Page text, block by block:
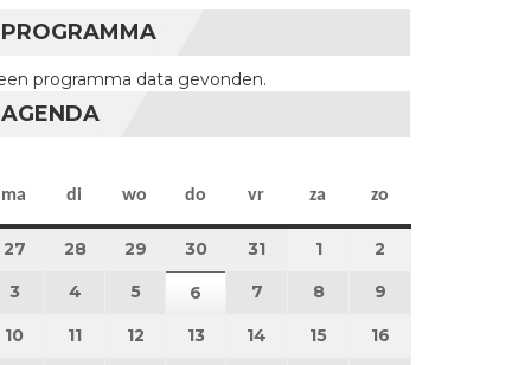
PROGRAMMA
programma data gevonden.
AGENDA
ma maandag
di dinsdag
wo woensdag
do donderdag
vr vrijdag
za zaterdag
zo
27 27 juli 2026
28 28 juli 2026
29 29 juli 2026
3030 juli 2026
31 31 juli 2026
11 augustus 2026
2
3 3 augustus 2026
4 4 augustus 2026
55 augustus 2026
6 6 augustus 2026
7 7 augustus 2026
8 8 augustus 2026
9
10 10 augustus 2026
11 11 augustus 2026
12 12 augustus 2026
13 13 augustus 2026
14 14 augustus 2026
15 15 augustus 2026
16